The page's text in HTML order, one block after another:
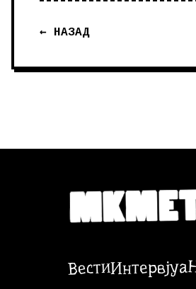
← НАЗАД
ВестиИнтервјуа